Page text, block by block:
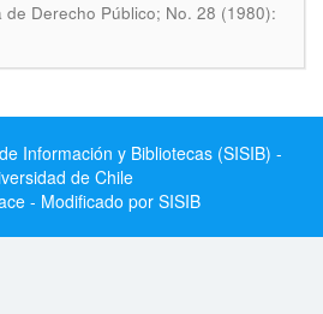
de Derecho Público; No. 28 (1980):
Información y Bibliotecas (SISIB) -
de Chile
- Modificado por SISIB